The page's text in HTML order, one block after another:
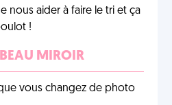
nous aider à faire le tri et ça
!
MIROIR
vous changez de photo